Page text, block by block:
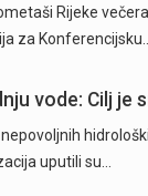
Rijeke
za
vode: Cilj je
uputili su…